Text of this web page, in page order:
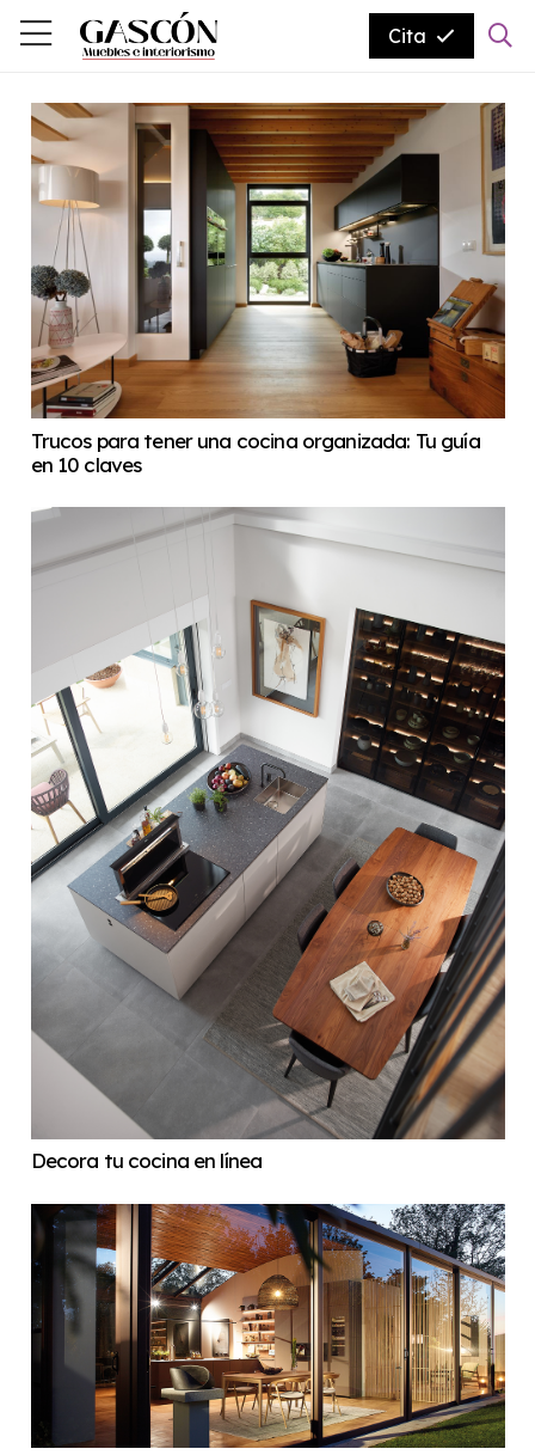
Cita
Trucos para tener una cocina organizada: Tu guía
en 10 claves
Decora tu cocina en línea